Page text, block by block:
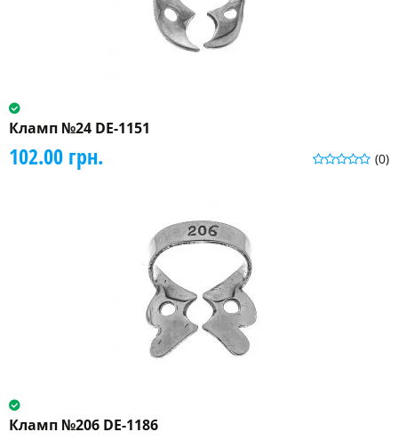
Кламп №24 DE-1151
(0)
102.00 грн.
Кламп №206 DE-1186